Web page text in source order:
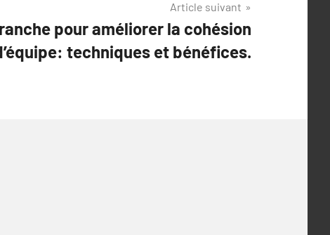
Article suivant
pour améliorer la cohésion
techniques et bénéfices.